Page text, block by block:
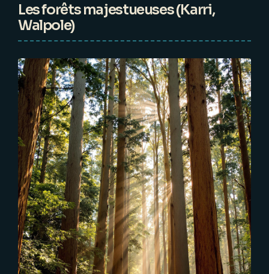
Les forêts majestueuses (Karri,
Walpole)